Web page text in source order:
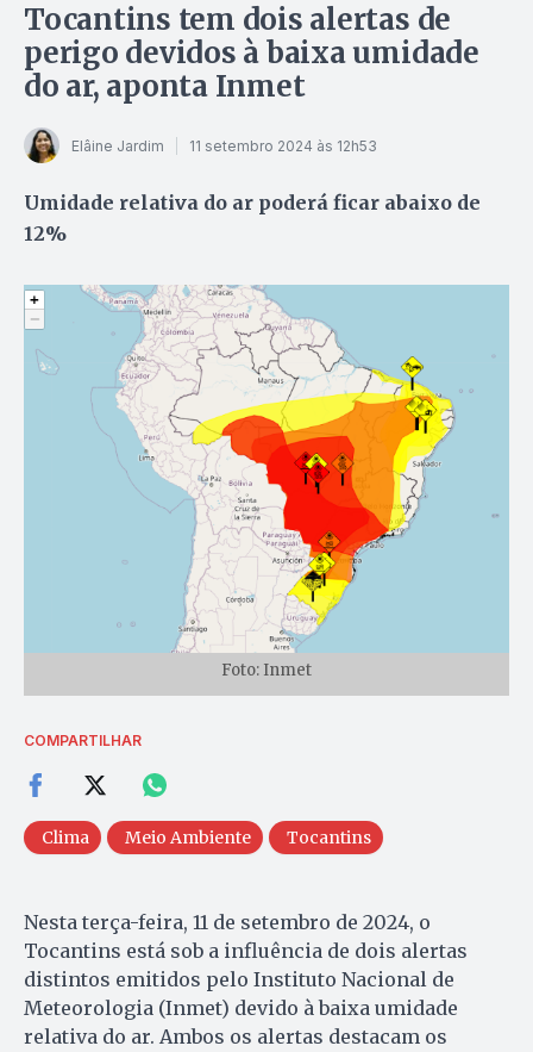
Tocantins tem dois alertas de
perigo devidos à baixa umidade
do ar, aponta Inmet
Elâine Jardim 11 setembro 2024 às 12h53
Umidade relativa do ar poderá ficar abaixo de
12%
Foto: Inmet
COMPARTILHAR
Clima Meio Ambiente Tocantins
Nesta terça-feira, 11 de setembro de 2024, o
Tocantins está sob a influência de dois alertas
distintos emitidos pelo Instituto Nacional de
Meteorologia (Inmet) devido à baixa umidade
relativa do ar. Ambos os alertas destacam os